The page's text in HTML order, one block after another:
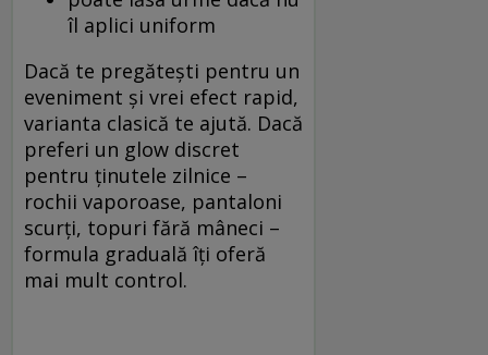
îl aplici uniform
Dacă te pregătești pentru un
eveniment și vrei efect rapid,
varianta clasică te ajută. Dacă
preferi un glow discret
pentru ținutele zilnice –
rochii vaporoase, pantaloni
scurți, topuri fără mâneci –
formula graduală îți oferă
mai mult control.